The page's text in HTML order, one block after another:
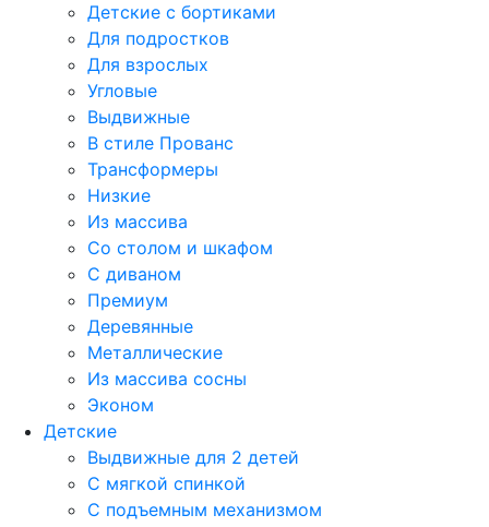
Детские с бортиками
Для подростков
Для взрослых
Угловые
Выдвижные
В стиле Прованс
Трансформеры
Низкие
Из массива
Со столом и шкафом
С диваном
Премиум
Деревянные
Металлические
Из массива сосны
Эконом
Детские
Выдвижные для 2 детей
С мягкой спинкой
С подъемным механизмом